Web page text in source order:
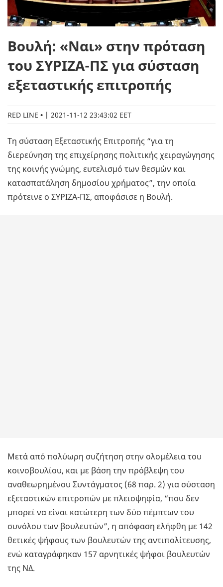
Βουλή: «Ναι» στην πρόταση
του ΣΥΡΙΖΑ-ΠΣ για σύσταση
εξεταστικής επιτροπής
RED LINE | 2021-11-12 23:43:02 EET
Τη σύσταση Εξεταστικής Επιτροπής “για τη
διερεύνηση της επιχείρησης πολιτικής χειραγώγησης
της κοινής γνώμης, ευτελισμό των θεσμών και
κατασπατάληση δημοσίου χρήματος”, την οποία
πρότεινε ο ΣΥΡΙΖΑ-ΠΣ, αποφάσισε η Βουλή.
Μετά από πολύωρη συζήτηση στην ολομέλεια του
κοινοβουλίου, και με βάση την πρόβλεψη του
αναθεωρημένου Συντάγματος (68 παρ. 2) για σύσταση
εξεταστικών επιτροπών με πλειοψηφία, “που δεν
μπορεί να είναι κατώτερη των δύο πέμπτων του
συνόλου των βουλευτών”, η απόφαση ελήφθη με 142
θετικές ψήφους των βουλευτών της αντιπολίτευσης,
ενώ καταγράφηκαν 157 αρνητικές ψήφοι βουλευτών
της ΝΔ.